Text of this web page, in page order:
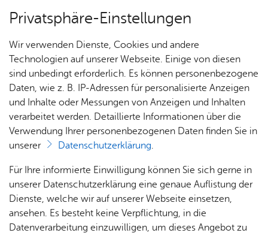
Nach­rich­ten
Fahr­zeu­ge
Fahr­zeu­ge Feu­er­wa­che
Fried­richs­ha­fen
Die Feuerwache Friedrichshafen befindet sich auf
der Meistershofener Str. 40 in 88045
Friedrichshafen
(zur Karte)
Privatsphäre-Einstellungen
Wir verwenden Dienste, Cookies und andere
Technologien auf unserer Webseite. Einige von diesen
sind unbedingt erforderlich. Es können personenbezogene
Daten, wie z. B. IP-Adressen für personalisierte Anzeigen
und Inhalte oder Messungen von Anzeigen und Inhalten
verarbeitet werden. Detaillierte Informationen über die
Verwendung Ihrer personenbezogenen Daten finden Sie in
unserer
Datenschutzerklärung.
Für Ihre informierte Einwilligung können Sie sich gerne in
unserer Datenschutzerklärung eine genaue Auflistung der
Dienste, welche wir auf unserer Webseite einsetzen,
ansehen. Es besteht keine Verpflichtung, in die
Datenverarbeitung einzuwilligen, um dieses Angebot zu